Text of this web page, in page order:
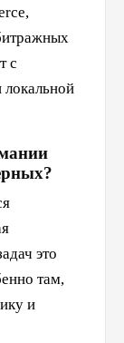
с
локальной
это
там,
и